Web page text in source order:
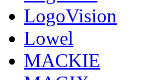
LogoVision
Lowel
MACKIE